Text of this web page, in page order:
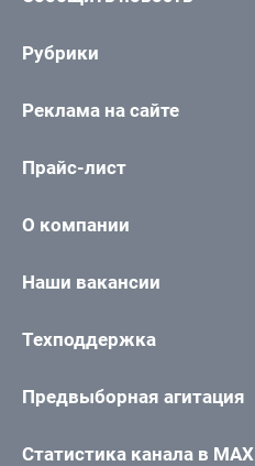
Рубрики
Реклама на сайте
Прайс-лист
О компании
Наши вакансии
Техподдержка
Предвыборная агитация
Статистика канала в MAX